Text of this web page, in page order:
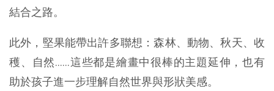
結合之路。
此外，堅果能帶出許多聯想：森林、動物、秋天、收
穫、自然……這些都是繪畫中很棒的主題延伸，也有
助於孩子進一步理解自然世界與形狀美感。